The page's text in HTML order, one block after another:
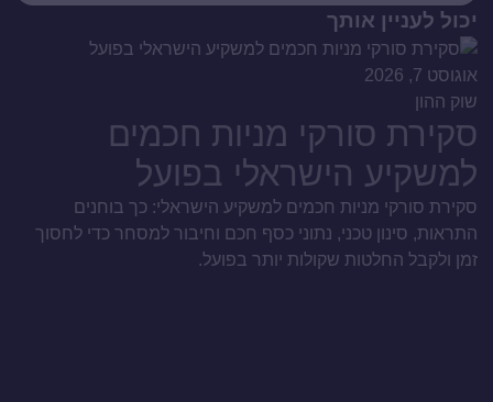
יכול לעניין אותך
אוגוסט 7, 2026
שוק ההון
סקירת סורקי מניות חכמים
למשקיע הישראלי בפועל
סקירת סורקי מניות חכמים למשקיע הישראלי: כך בוחנים
התראות, סינון טכני, נתוני כסף חכם וחיבור למסחר כדי לחסוך
זמן ולקבל החלטות שקולות יותר בפועל.